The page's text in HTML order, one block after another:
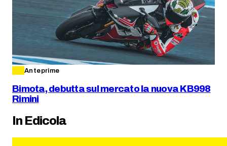
Anteprime
Bimota, debutta sul mercato la nuova KB998
Rimini
In Edicola